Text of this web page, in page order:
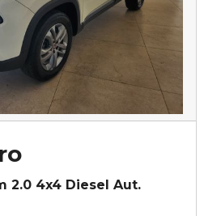
2.0 4x4 Diesel Aut.